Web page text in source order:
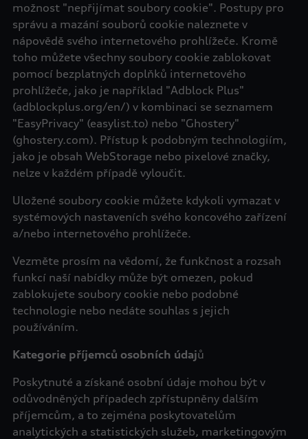
možnost "nepřijímat soubory cookie". Postupy pro
správu a mazání souborů cookie naleznete v
nápovědě svého internetového prohlížeče. Kromě
toho můžete všechny soubory cookie zablokovat
pomocí bezplatných doplňků internetového
prohlížeče, jako je například "Adblock Plus"
(adblockplus.org/en/) v kombinaci se seznamem
"EasyPrivacy" (easylist.to) nebo "Ghostery"
(ghostery.com). Přístup k podobným technologiím,
jako je obsah WebStorage nebo pixelové značky,
nelze v každém případě vyloučit.
Uložené soubory cookie můžete kdykoli vymazat v
systémových nastaveních svého koncového zařízení
a/nebo internetového prohlížeče.
Vezměte prosím na vědomí, že funkčnost a rozsah
funkcí naší nabídky může být omezen, pokud
zablokujete soubory cookie nebo podobné
technologie nebo nedáte souhlas s jejich
používáním.
Kategorie příjemců osobních údajů
Poskytnuté a získané osobní údaje mohou být v
odůvodněných případech zpřístupněny dalším
příjemcům, a to zejména poskytovatelům
analytických a statistických služeb, marketingovým